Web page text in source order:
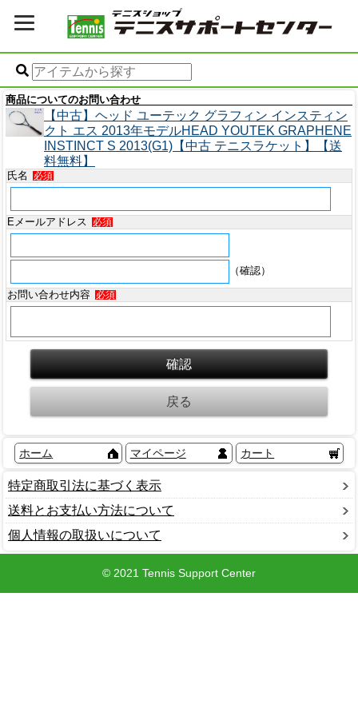
商品についてのお問い合わせ
【中古】ヘッド ユーテック グラフィン インスティン
クト エス 2013年モデルHEAD YOUTEK GRAPHENE
INSTINCT S 2013(G1)【中古 テニスラケット】【送
料無料】
氏名 必須
Eメールアドレス 必須
（確認）
お問い合わせ内容
必須
ホーム マイページ カート
特定商取引法に基づく表示
送料とお支払い方法について
個人情報の取扱いについて
© 2021 Tennis Support Center